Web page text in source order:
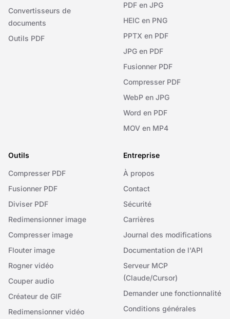
Convertisseurs de
documents
Outils PDF
PDF en JPG
HEIC en PNG
PPTX en PDF
JPG en PDF
Fusionner PDF
Compresser PDF
WebP en JPG
Word en PDF
MOV en MP4
Outils
Compresser PDF
Fusionner PDF
Diviser PDF
Redimensionner image
Compresser image
Flouter image
Rogner vidéo
Couper audio
Créateur de GIF
Redimensionner vidéo
Entreprise
À propos
Contact
Sécurité
Carrières
Journal des modifications
Documentation de l'API
Serveur MCP
(Claude/Cursor)
Demander une fonctionnalité
Conditions générales